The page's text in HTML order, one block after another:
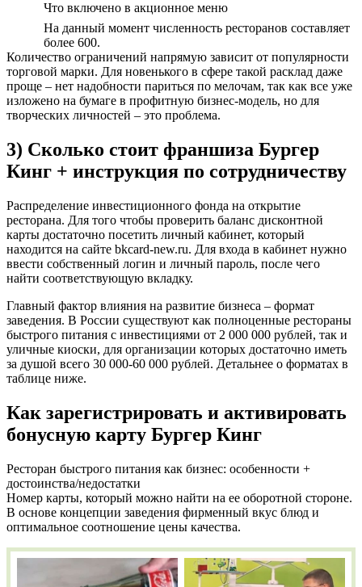
Что включено в акционное меню
На данный момент численность ресторанов составляет
более 600.
Количество ограничений напрямую зависит от популярности
торговой марки. Для новенького в сфере такой расклад даже
проще – нет надобности париться по мелочам, так как все уже
изложено на бумаге в профитную бизнес-модель, но для
творческих личностей – это проблема.
3) Сколько стоит франшиза Бургер
Кинг + инструкция по сотрудничеству
Распределение инвестиционного фонда на открытие
ресторана. Для того чтобы проверить баланс дисконтной
карты достаточно посетить личный кабинет, который
находится на сайте bkcard-new.ru. Для входа в кабинет нужно
ввести собственный логин и личный пароль, после чего
найти соответствующую вкладку.
Главный фактор влияния на развитие бизнеса – формат
заведения. В России существуют как полноценные рестораны
быстрого питания с инвестициями от 2 000 000 рублей, так и
уличные киоски, для организации которых достаточно иметь
за душой всего 30 000-60 000 рублей. Детальнее о форматах в
таблице ниже.
Как зарегистрировать и активировать
бонусную карту Бургер Кинг
Ресторан быстрого питания как бизнес: особенности +
достоинства/недостатки
Номер карты, который можно найти на ее оборотной стороне.
В основе концепции заведения фирменный вкус блюд и
оптимальное соотношение цены качества.